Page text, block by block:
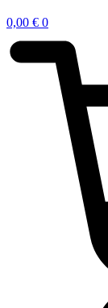
0,00 € 0